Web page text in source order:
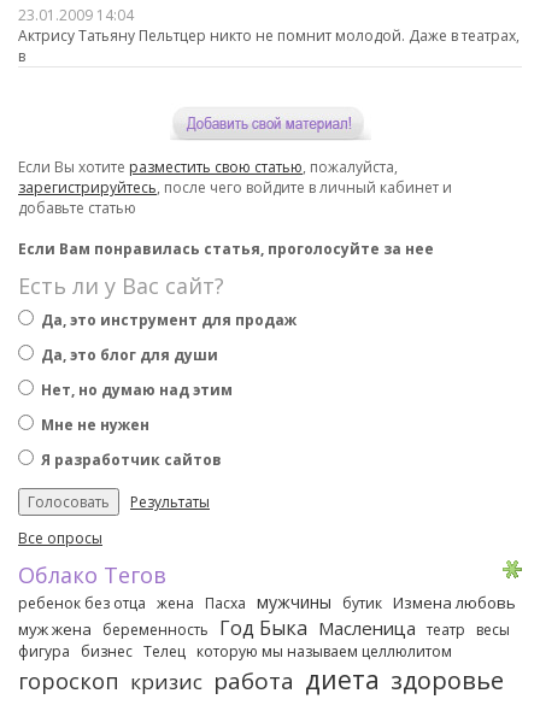
23.01.2009 14:04
Актрису Татьяну Пельтцер никто не помнит молодой. Даже в театрах,
в
Если Вы хотите разместить свою статью, пожалуйста,
зарегистрируйтесь, после чего войдите в личный кабинет и
добавьте статью
Если Вам понравилась статья, проголосуйте за нее
Есть ли у Вас сайт?
Да, это инструмент для продаж
Да, это блог для души
Нет, но думаю над этим
Мне не нужен
Я разработчик сайтов
Результаты
Все опросы
Облако Тегов
ребенок без отца жена Пасха мужчины бутик Измена любовь
муж жена
беременность Год Быка Масленица театр
весы
фигура
бизнес Телец которую мы называем целлюлитом
гороскоп кризис работа диета здоровье